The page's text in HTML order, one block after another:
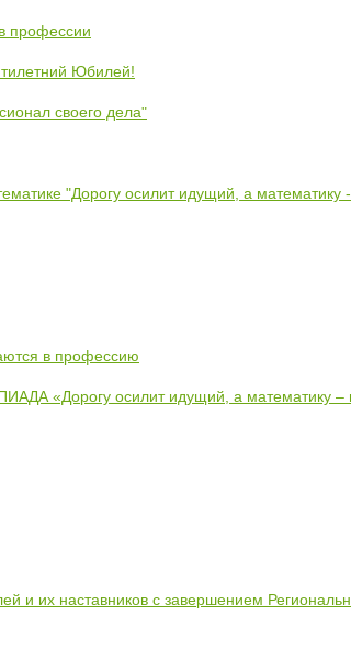
профессии
Юбилей!
своего дела"
"Дорогу осилит идущий, а
в профессию
«Дорогу осилит идущий, а математику –
и их наставников с завершением